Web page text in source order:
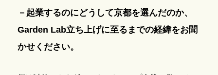
－起業するのにどうして京都を選んだのか、
Garden Lab立ち上げに至るまでの経緯をお聞
かせください。